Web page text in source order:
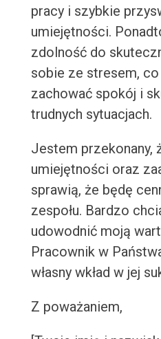
pracy i szybkie
umiejętności.
zdolność do
sobie ze stresem,
zachować spokój i
trudnych sytuacjach.
Jestem przekonany,
umiejętności oraz
sprawią, że będę
zespołu. Bardzo
udowodnić moją
Pracownik w
własny wkład w jej
Z poważaniem,